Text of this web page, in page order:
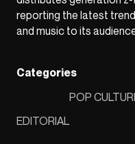
reporting the latest
and music to its
Categories
EDITORIAL
POP